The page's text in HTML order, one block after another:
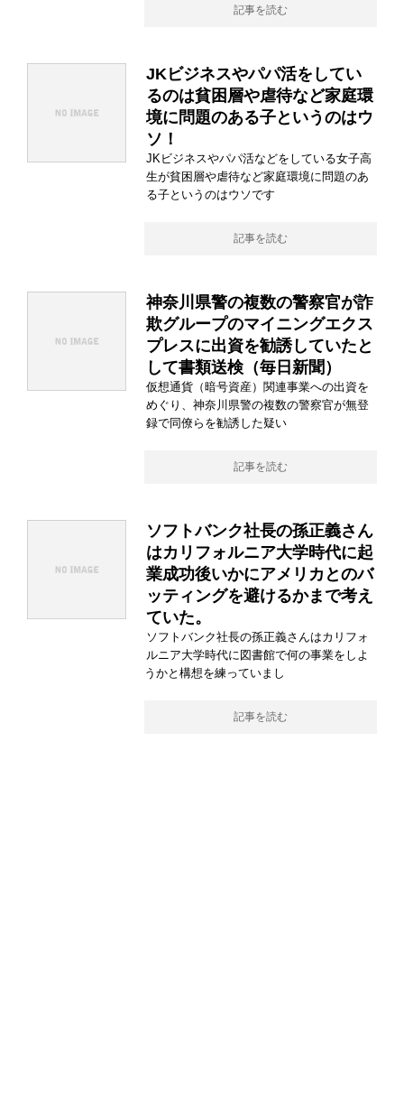
記事を読む
JKビジネスやパパ活をしてい
るのは貧困層や虐待など家庭環
境に問題のある子というのはウ
ソ！
JKビジネスやパパ活などをしている女子高
生が貧困層や虐待など家庭環境に問題のあ
る子というのはウソです
記事を読む
神奈川県警の複数の警察官が詐
欺グループのマイニングエクス
プレスに出資を勧誘していたと
して書類送検（毎日新聞）
仮想通貨（暗号資産）関連事業への出資を
めぐり、神奈川県警の複数の警察官が無登
録で同僚らを勧誘した疑い
記事を読む
ソフトバンク社長の孫正義さん
はカリフォルニア大学時代に起
業成功後いかにアメリカとのバ
ッティングを避けるかまで考え
ていた。
ソフトバンク社長の孫正義さんはカリフォ
ルニア大学時代に図書館で何の事業をしよ
うかと構想を練っていまし
記事を読む